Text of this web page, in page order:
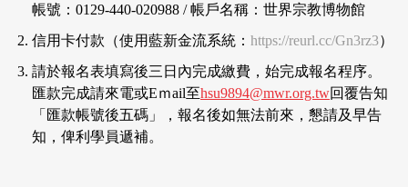
帳號：0129-440-020988 / 帳戶名稱：世界宗教博物館
信用卡付款（使用藍新金流系統： https://reurl.cc/Gn3rz3）
請於報名表填寫後三日內完成繳費，始完成報名程序。
匯款完成請來電或Eｍail至hsu9894@mwr.org.tw回覆告知
「匯款帳號後五碼」，報名後如無法前來，懇請及早告
知，俾利學員遞補。